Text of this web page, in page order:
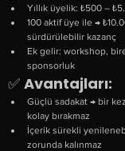
Yıllık üyelik: ₺500 –
100 aktif üye ile →
sürdürülebilir kazanç
Ek gelir: workshop,
sponsorluk
✅ Avantajları:
Güçlü sadakat → bir
kolay bırakmaz
İçerik sürekli
zorunda kalınmaz